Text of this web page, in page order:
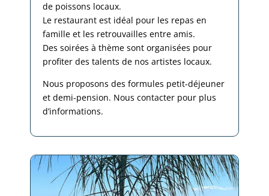
de poissons locaux.
Le restaurant est idéal pour les repas en
famille et les retrouvailles entre amis.
Des soirées à thème sont organisées pour
profiter des talents de nos artistes locaux.
Nous proposons des formules petit-déjeuner
et demi-pension. Nous contacter pour plus
d’informations.